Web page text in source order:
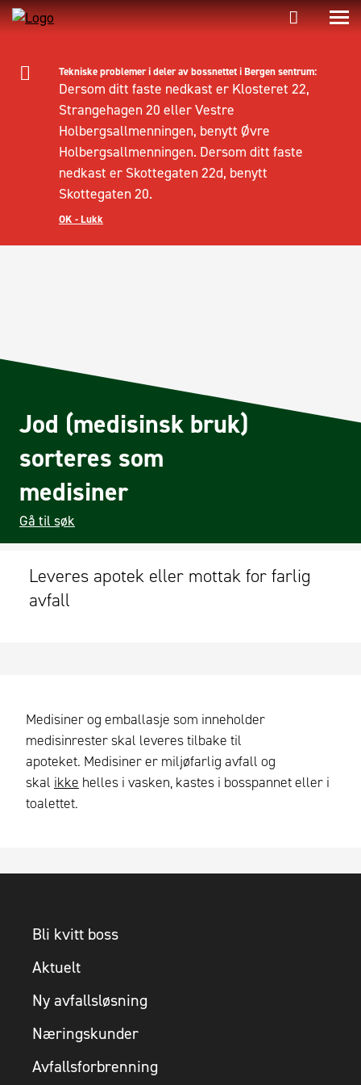
Tekniske problemer i deler av bossnettet i Bergen sentrum:
Dersom ditt faste nedkast er Klosteret 22,
Strangehagen 20 eller Vestre
Holbergsallmenningen, benytt Øvre
Holbergsallmenningen. Dersom ditt faste
nedkast er Skottegaten 22d, benytt
Skottegaten 20.
OK - Lukk
Jod (medisinsk bruk)
sorteres som
medisiner
Gå til søk
Leveres apotek eller mottak for farlig
avfall
Medisiner og emballasje som inneholder
medisinrester skal leveres tilbake til
apoteket. Medisiner er miljøfarlig avfall og
skal ikke helles i vasken, kastes i bosspannet eller i
toalettet.
Bli kvitt boss
Aktuelt
Ny avfallsløsning
Næringskunder
Avfallsforbrenning